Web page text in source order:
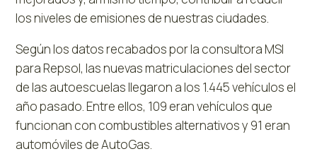
los niveles de emisiones de nuestras ciudades.
Según los datos recabados por la consultora MSI
para Repsol, las nuevas matriculaciones del sector
de las autoescuelas llegaron a los 1.445 vehículos el
año pasado. Entre ellos, 109 eran vehículos que
funcionan con combustibles alternativos y 91 eran
automóviles de AutoGas.